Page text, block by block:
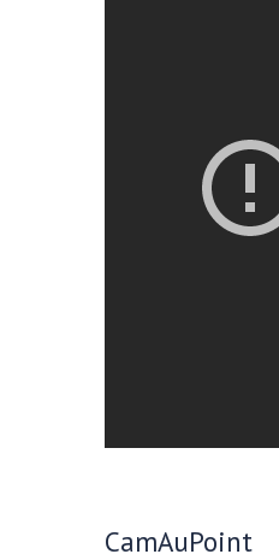
CamAuPoint